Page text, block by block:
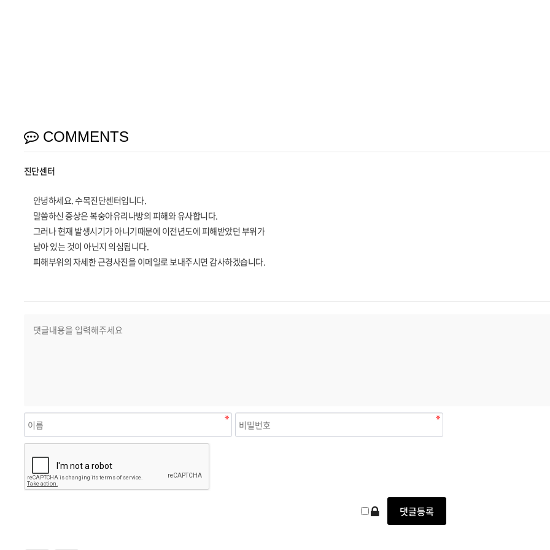
COMMENTS
진단센터
안녕하세요. 수목진단센터입니다.
말씀하신 증상은 복숭아유리나방의 피해와 유사합니다.
그러나 현재 발생시기가 아니기때문에 이전년도에 피해받았던 부위가
남아 있는 것이 아닌지 의심됩니다.
피해부위의 자세한 근경사진을 이메일로 보내주시면 감사하겠습니다.